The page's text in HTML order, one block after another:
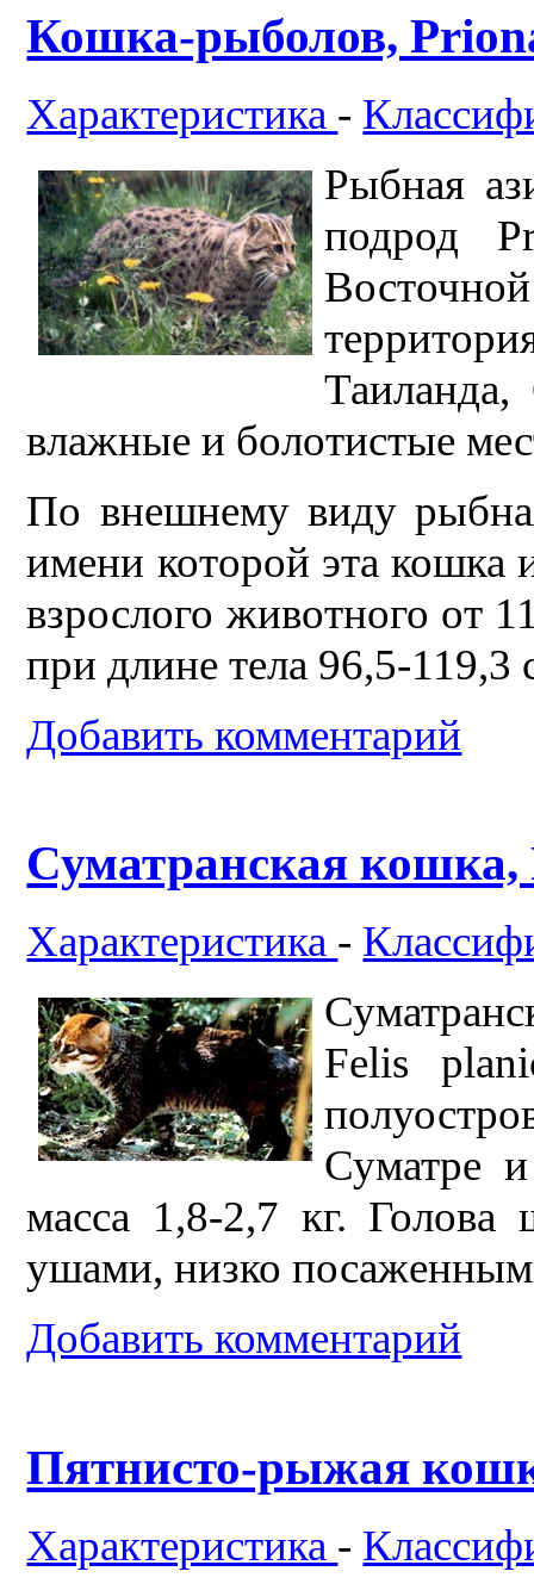
Кошка-рыболов,
Характеристика -
Рыбная
подрод
влажные и болотистые
По внешнему виду
имени которой эта кошка
взрослого животного от
при длине тела 96,5-119,3
Добавить комментарий
Суматранская
Характеристика -
Felis
Суматре
масса 1,8-2,7 кг. Голова
ушами, низко
Добавить комментарий
Пятнисто-рыжая
Характеристика -